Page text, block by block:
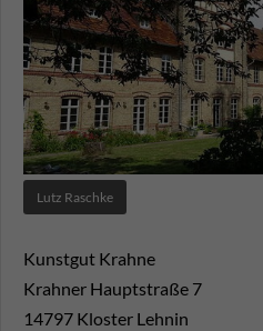
Lutz Raschke
Kunstgut Krahne
Krahner Hauptstraße 7
14797 Kloster Lehnin